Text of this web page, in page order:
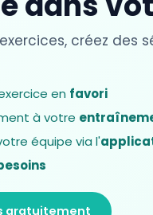
créez
en favori
à votre
équipe via l'
gratuitement